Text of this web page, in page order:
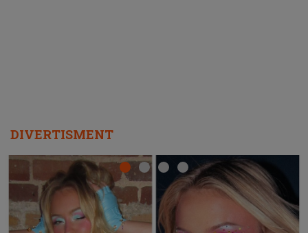
DIVERTISMENT